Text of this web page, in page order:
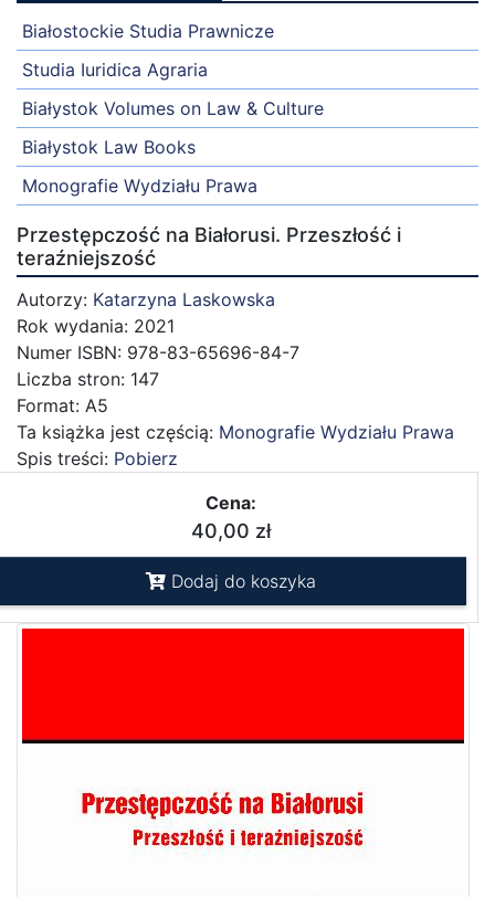
Białostockie Studia Prawnicze
Studia Iuridica Agraria
Białystok Volumes on Law & Culture
Białystok Law Books
Monografie Wydziału Prawa
Przestępczość na Białorusi. Przeszłość i
teraźniejszość
Autorzy: Katarzyna Laskowska
Rok wydania: 2021
Numer ISBN: 978-83-65696-84-7
Liczba stron: 147
Format: A5
Ta książka jest częścią: Monografie Wydziału Prawa
Spis treści: Pobierz
Cena:
40,00 zł
Dodaj do koszyka